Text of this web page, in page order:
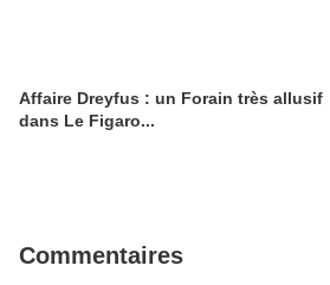
Affaire Dreyfus : un Forain très allusif
dans Le Figaro...
Commentaires